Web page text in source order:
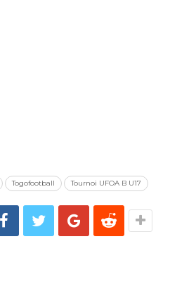
Togofootball Tournoi UFOA B U17